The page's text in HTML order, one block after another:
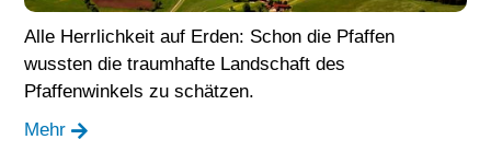
Alle Herrlichkeit auf Erden: Schon die Pfaffen
wussten die traumhafte Landschaft des
Pfaffenwinkels zu schätzen.
Mehr